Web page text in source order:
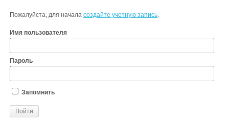
Пожалуйста, для начала создайте учетную запись.
Имя пользователя
Пароль
Запомнить